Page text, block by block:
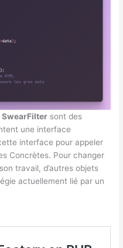
SwearFilter sont des
une interface
interface pour appeler
Concrètes. Pour changer
travail, d’autres objets
actuellement lié par un